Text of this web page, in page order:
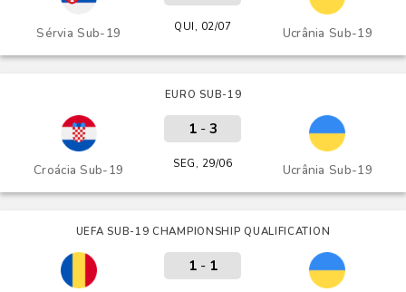
Sérvia Sub-19 Ucrânia Sub-19
QUI, 02/07
EURO SUB-19
Croácia Sub-19 Ucrânia Sub-19
1- 3
SEG, 29/06
UEFA SUB-19 CHAMPIONSHIP QUALIFICATION
1- 1